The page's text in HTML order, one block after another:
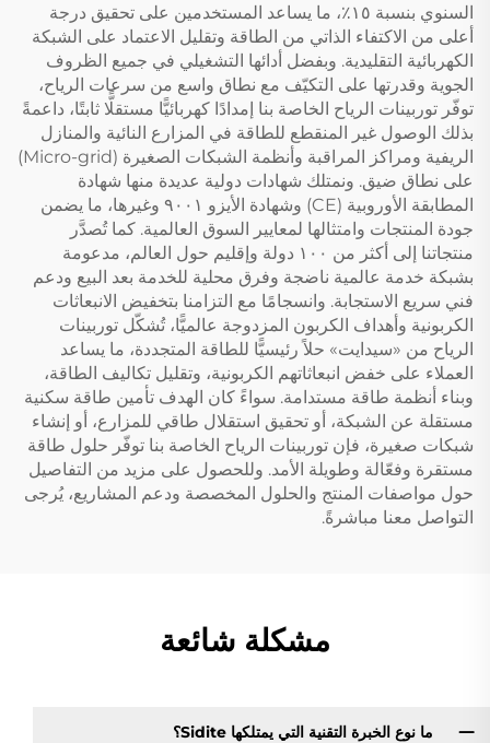
السنوي بنسبة ١٥٪، ما يساعد المستخدمين على تحقيق درجة
أعلى من الاكتفاء الذاتي من الطاقة وتقليل الاعتماد على الشبكة
الكهربائية التقليدية. وبفضل أدائها التشغيلي في جميع الظروف
الجوية وقدرتها على التكيّف مع نطاق واسع من سرعات الرياح،
توفّر توربينات الرياح الخاصة بنا إمدادًا كهربائيًّا مستقلًّا ثابتًا، داعمةً
بذلك الوصول غير المنقطع للطاقة في المزارع النائية والمنازل
الريفية ومراكز المراقبة وأنظمة الشبكات الصغيرة (Micro-grid)
على نطاق ضيق. ونمتلك شهادات دولية عديدة منها شهادة
المطابقة الأوروبية (CE) وشهادة الأيزو ٩٠٠١ وغيرها، ما يضمن
جودة المنتجات وامتثالها لمعايير السوق العالمية. كما تُصدَّر
منتجاتنا إلى أكثر من ١٠٠ دولة وإقليم حول العالم، مدعومة
بشبكة خدمة عالمية ناضجة وفرق محلية للخدمة بعد البيع ودعم
فني سريع الاستجابة. وانسجامًا مع التزامنا بتخفيض الانبعاثات
الكربونية وأهداف الكربون المزدوجة عالميًّا، تُشكّل توربينات
الرياح من «سيدايت» حلاً رئيسيًّا للطاقة المتجددة، ما يساعد
العملاء على خفض انبعاثاتهم الكربونية، وتقليل تكاليف الطاقة،
وبناء أنظمة طاقة مستدامة. سواءً كان الهدف تأمين طاقة سكنية
مستقلة عن الشبكة، أو تحقيق استقلال طاقي للمزارع، أو إنشاء
شبكات صغيرة، فإن توربينات الرياح الخاصة بنا توفّر حلول طاقة
مستقرة وفعّالة وطويلة الأمد. وللحصول على مزيد من التفاصيل
حول مواصفات المنتج والحلول المخصصة ودعم المشاريع، يُرجى
التواصل معنا مباشرةً.
مشكلة شائعة
ما نوع الخبرة التقنية التي يمتلكها Sidite؟